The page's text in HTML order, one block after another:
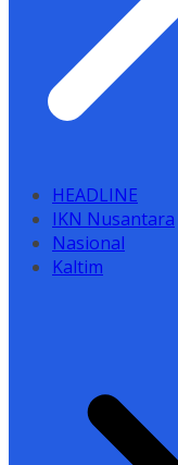
HEADLINE
IKN Nusantara
Nasional
Kaltim